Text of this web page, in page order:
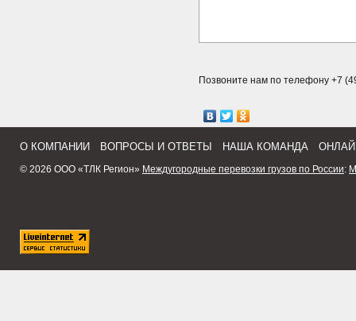
Позвоните нам по телефону +7
О КОМПАНИИ ВОПРОСЫ И ОТВЕТЫ НАША КОМАНДА
© 2026 ООО «ТЛК Регион» Междугородные перевозки грузов по России: